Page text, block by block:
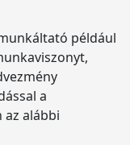
például
a
az alábbi